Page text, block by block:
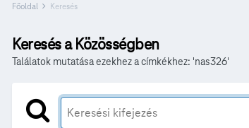
Főoldal Keresés
Keresés a Közösségben
Találatok mutatása ezekhez a címkékhez: 'nas326'